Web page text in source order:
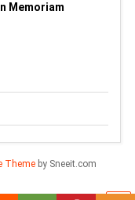
Memoriam
Themeby Sneeit.com